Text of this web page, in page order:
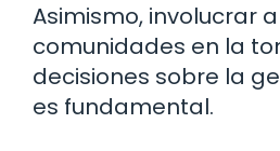
Asimismo, involucrar
comunidades en la
decisiones sobre la
es fundamental.